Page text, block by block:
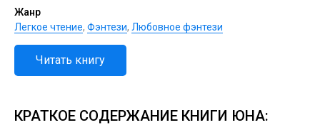
Жанр
Легкое чтение, Фэнтези, Любовное фэнтези
Читать книгу
КРАТКОЕ СОДЕРЖАНИЕ КНИГИ ЮНА: